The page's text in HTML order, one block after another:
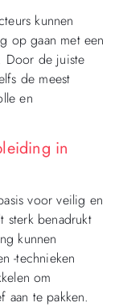
kunnen
op gaan met een
Door de juiste
de meest
en
in
voor veilig en
sterk benadrukt
kunnen
-technieken
om
aan te pakken.